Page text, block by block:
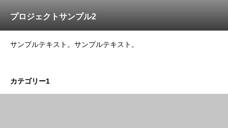
プロジェクトサンプル2
サンプルテキスト。サンプルテキスト。
カテゴリー1